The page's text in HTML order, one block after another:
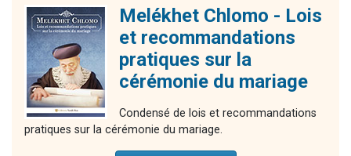
Melékhet Chlomo - Lois
et recommandations
pratiques sur la
cérémonie du mariage
Condensé de lois et recommandations
pratiques sur la cérémonie du mariage.